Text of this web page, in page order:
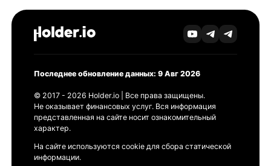
Последнее обновление данных: 9 Авг 2026
© 2017 - 2026 Holder.io | Все права защищены.
Не оказывает финансовых услуг. Вся информация
представленная на сайте носит ознакомительный
характер.
На сайте используются cookie для сбора статической
информации.